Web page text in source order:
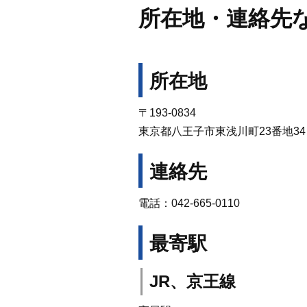
所在地・連絡先
所在地
〒193-0834
東京都八王子市東浅川町23番地34
連絡先
電話：042-665-0110
最寄駅
JR、京王線